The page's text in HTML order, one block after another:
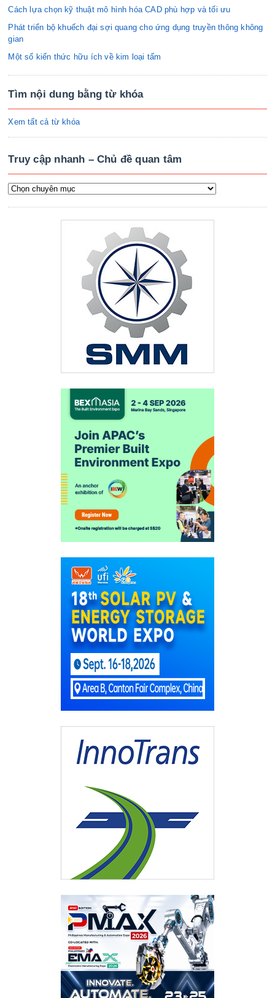
Cách lựa chọn kỹ thuật mô hình hóa CAD phù hợp và tối ưu
Phát triển bộ khuếch đại sợi quang cho ứng dụng truyền thông không
gian
Một số kiến thức hữu ích về kim loại tấm
Tìm nội dung bằng từ khóa
Xem tất cả từ khóa
Truy cập nhanh – Chủ đề quan tâm